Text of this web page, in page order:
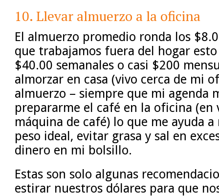
10. Llevar almuerzo a la oficina
El almuerzo promedio ronda los
que trabajamos fuera del hogar
$40.00 semanales o casi $200
almorzar en casa (vivo cerca de mi
almuerzo – siempre que mi agenda
prepararme el café en la oficina (en
máquina de café) lo que me ayuda
peso ideal, evitar grasa y sal en
dinero en mi bolsillo.
Estas son solo algunas
estirar nuestros dólares para que